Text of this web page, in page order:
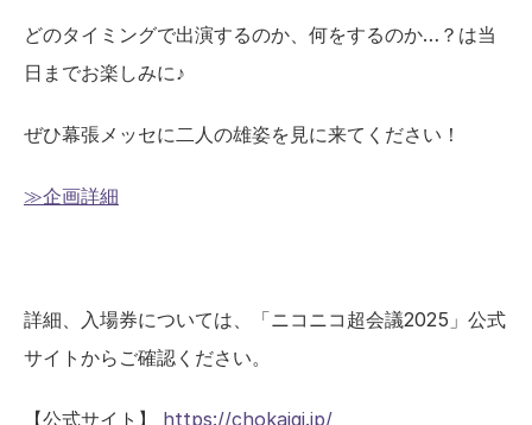
どのタイミングで出演するのか、何をするのか…？は当
日までお楽しみに♪
ぜひ幕張メッセに二人の雄姿を見に来てください！
≫企画詳細
詳細、入場券については、「ニコニコ超会議2025」公式
サイトからご確認ください。
【公式サイト】 https://chokaigi.jp/